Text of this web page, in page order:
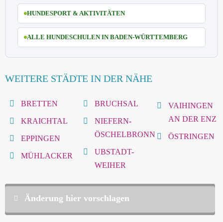
HUNDESPORT & AKTIVITÄTEN
ALLE HUNDESCHULEN IN BADEN-WÜRTTEMBERG
WEITERE STÄDTE IN DER NÄHE
BRETTEN
KRAICHTAL
EPPINGEN
MÜHLACKER
BRUCHSAL
NIEFERN-
ÖSCHELBRONN
UBSTADT-
WEIHER
VAIHINGEN
AN DER ENZ
ÖSTRINGEN
Änderung hier vorschlagen